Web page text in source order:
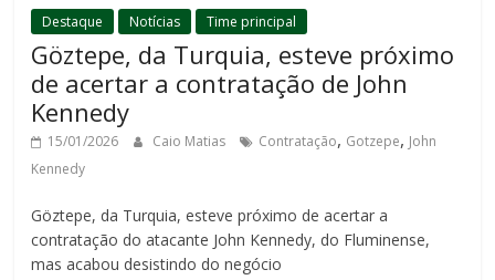
Destaque Notícias Time principal
Göztepe, da Turquia, esteve próximo
de acertar a contratação de John
Kennedy
15/01/2026 Caio Matias Contratação, Gotzepe, John
Kennedy
Göztepe, da Turquia, esteve próximo de acertar a
contratação do atacante John Kennedy, do Fluminense,
mas acabou desistindo do negócio